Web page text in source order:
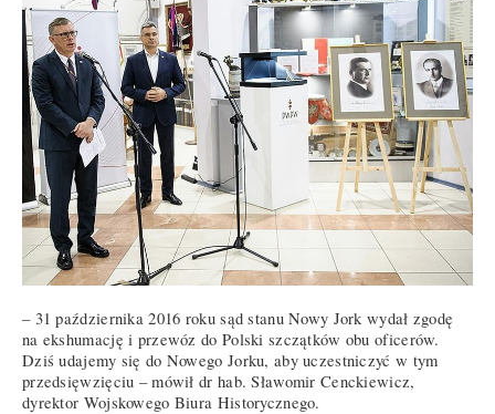
– 31 października 2016 roku sąd stanu Nowy Jork wydał zgodę
na ekshumację i przewóz do Polski szczątków obu oficerów.
Dziś udajemy się do Nowego Jorku, aby uczestniczyć w tym
przedsięwzięciu – mówił dr hab. Sławomir Cenckiewicz,
dyrektor Wojskowego Biura Historycznego.